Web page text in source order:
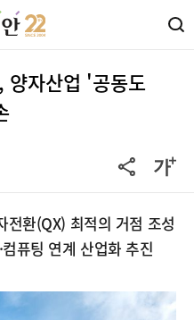
양자산업 '공동도
전환(QX) 최적의 거점 조성
퓨팅 연계 산업화 추진